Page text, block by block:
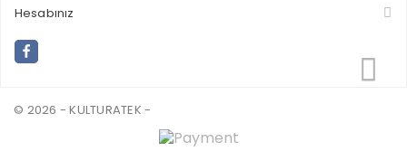
Hesabınız
© 2026 - KULTURATEK -